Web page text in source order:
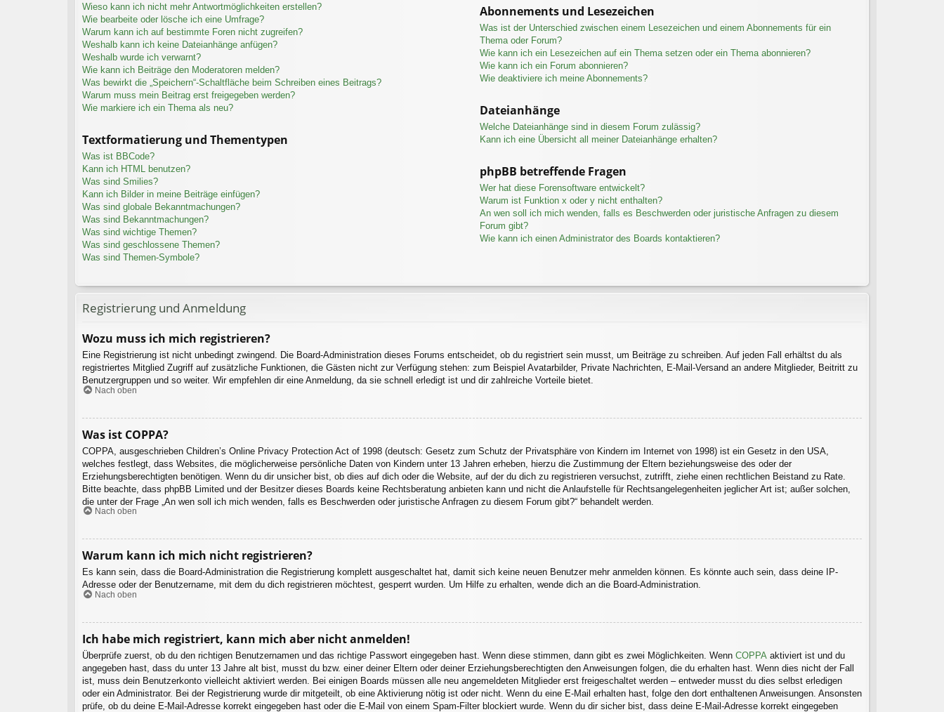
Wieso kann ich nicht mehr Antwortmöglichkeiten erstellen?
Wie bearbeite oder lösche ich eine Umfrage?
Warum kann ich auf bestimmte Foren nicht zugreifen?
Weshalb kann ich keine Dateianhänge anfügen?
Weshalb wurde ich verwarnt?
Wie kann ich Beiträge den Moderatoren melden?
Was bewirkt die „Speichern“-Schaltfläche beim Schreiben eines Beitrags?
Warum muss mein Beitrag erst freigegeben werden?
Wie markiere ich ein Thema als neu?
Textformatierung und Thementypen
Was ist BBCode?
Kann ich HTML benutzen?
Was sind Smilies?
Kann ich Bilder in meine Beiträge einfügen?
Was sind globale Bekanntmachungen?
Was sind Bekanntmachungen?
Was sind wichtige Themen?
Was sind geschlossene Themen?
Was sind Themen-Symbole?
Abonnements und Lesezeichen
Was ist der Unterschied zwischen einem Lesezeichen und einem Abonnements für ein
Thema oder Forum?
Wie kann ich ein Lesezeichen auf ein Thema setzen oder ein Thema abonnieren?
Wie kann ich ein Forum abonnieren?
Wie deaktiviere ich meine Abonnements?
Dateianhänge
Welche Dateianhänge sind in diesem Forum zulässig?
Kann ich eine Übersicht all meiner Dateianhänge erhalten?
phpBB betreffende Fragen
Wer hat diese Forensoftware entwickelt?
Warum ist Funktion x oder y nicht enthalten?
An wen soll ich mich wenden, falls es Beschwerden oder juristische Anfragen zu diesem
Forum gibt?
Wie kann ich einen Administrator des Boards kontaktieren?
Registrierung und Anmeldung
Wozu muss ich mich registrieren?
Eine Registrierung ist nicht unbedingt zwingend. Die Board-Administration dieses Forums entscheidet, ob du registriert sein musst, um Beiträge zu schreiben. Auf jeden Fall erhältst du als
registriertes Mitglied Zugriff auf zusätzliche Funktionen, die Gästen nicht zur Verfügung stehen: zum Beispiel Avatarbilder, Private Nachrichten, E-Mail-Versand an andere Mitglieder, Beitritt zu
Benutzergruppen und so weiter. Wir empfehlen dir eine Anmeldung, da sie schnell erledigt ist und dir zahlreiche Vorteile bietet.
Nach oben
Was ist COPPA?
COPPA, ausgeschrieben Children’s Online Privacy Protection Act of 1998 (deutsch: Gesetz zum Schutz der Privatsphäre von Kindern im Internet von 1998) ist ein Gesetz in den USA,
welches festlegt, dass Websites, die möglicherweise persönliche Daten von Kindern unter 13 Jahren erheben, hierzu die Zustimmung der Eltern beziehungsweise des oder der
Erziehungsberechtigten benötigen. Wenn du dir unsicher bist, ob dies auf dich oder die Website, auf der du dich zu registrieren versuchst, zutrifft, ziehe einen rechtlichen Beistand zu Rate.
Bitte beachte, dass phpBB Limited und der Besitzer dieses Boards keine Rechtsberatung anbieten kann und nicht die Anlaufstelle für Rechtsangelegenheiten jeglicher Art ist; außer solchen,
die unter der Frage „An wen soll ich mich wenden, falls es Beschwerden oder juristische Anfragen zu diesem Forum gibt?“ behandelt werden.
Nach oben
Warum kann ich mich nicht registrieren?
Es kann sein, dass die Board-Administration die Registrierung komplett ausgeschaltet hat, damit sich keine neuen Benutzer mehr anmelden können. Es könnte auch sein, dass deine IP-
Adresse oder der Benutzername, mit dem du dich registrieren möchtest, gesperrt wurden. Um Hilfe zu erhalten, wende dich an die Board-Administration.
Nach oben
Ich habe mich registriert, kann mich aber nicht anmelden!
Überprüfe zuerst, ob du den richtigen Benutzernamen und das richtige Passwort eingegeben hast. Wenn diese stimmen, dann gibt es zwei Möglichkeiten. Wenn COPPA aktiviert ist und du
angegeben hast, dass du unter 13 Jahre alt bist, musst du bzw. einer deiner Eltern oder deiner Erziehungsberechtigten den Anweisungen folgen, die du erhalten hast. Wenn dies nicht der Fall
ist, muss dein Benutzerkonto vielleicht aktiviert werden. Bei einigen Boards müssen alle neu angemeldeten Mitglieder erst freigeschaltet werden – entweder musst du dies selbst erledigen
oder ein Administrator. Bei der Registrierung wurde dir mitgeteilt, ob eine Aktivierung nötig ist oder nicht. Wenn du eine E-Mail erhalten hast, folge den dort enthaltenen Anweisungen. Ansonsten
prüfe, ob du deine E-Mail-Adresse korrekt eingegeben hast oder die E-Mail von einem Spam-Filter blockiert wurde. Wenn du dir sicher bist, dass deine E-Mail-Adresse korrekt eingegeben